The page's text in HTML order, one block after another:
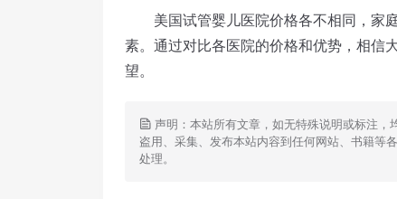
美国试管婴儿医院价格各不相同，家
素。通过对比各医院的价格和优势，相信
望。
声明：本站所有文章，如无特殊说明或标注，
盗用、采集、发布本站内容到任何网站、书籍等
处理。